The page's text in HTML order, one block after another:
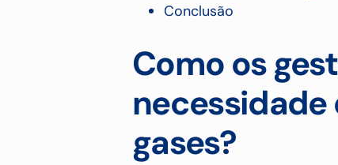
Conclusão
Como os
gases?